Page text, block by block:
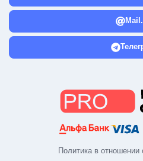
Политика в отношении